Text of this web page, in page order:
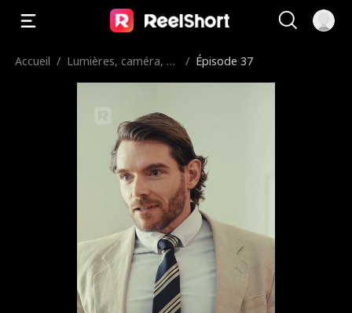
Accueil / Lumières, caméra, ac
/ Épisode 37